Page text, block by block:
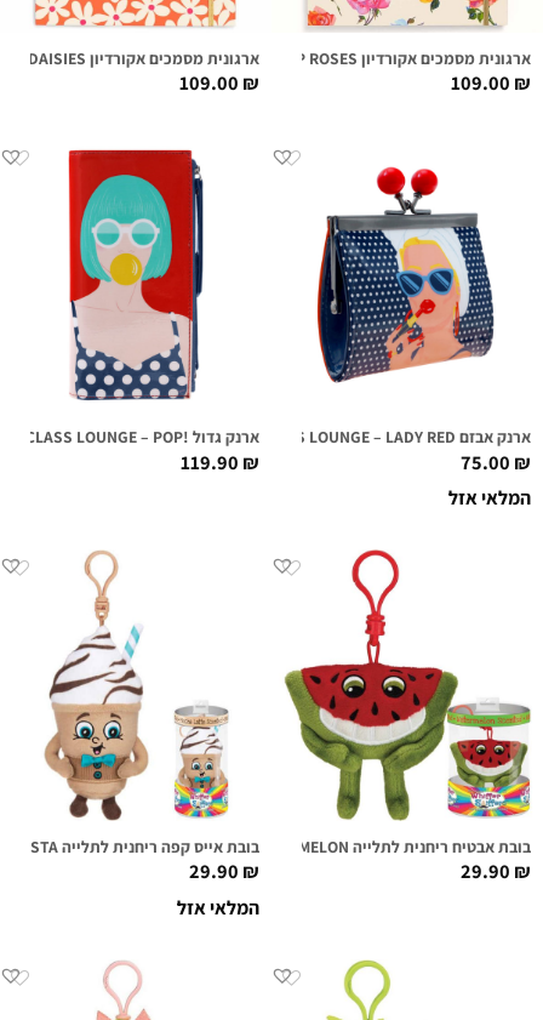
ארגונית מסמכים אקורדיון COMING UP ROSES
109.00₪
ארגונית מסמכים אקורדיון DAISIES
109.00₪
ארנק אבזם FIRST CLASS LOUNGE – LADY RED
75.00₪
המלאי אזל
ארנק גדול !FIRST CLASS LOUNGE – POP
119.90₪
בובת אבטיח ריחנית לתלייה MILTON MELON
29.90₪
בובת אייס קפה ריחנית לתלייה BENNY BARISTA
29.90₪
המלאי אזל